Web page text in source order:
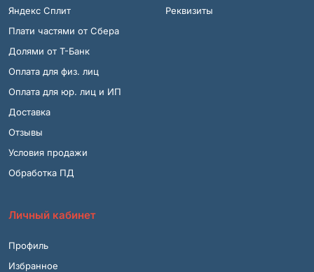
Яндекс Сплит
Плати частями от Сбера
Долями от Т-Банк
Оплата для физ. лиц
Оплата для юр. лиц и ИП
Доставка
Отзывы
Условия продажи
Обработка ПД
Реквизиты
Личный кабинет
Профиль
Избранное